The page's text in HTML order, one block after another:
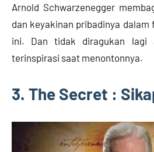
Arnold Schwarzenegger
dan keyakinan pribadinya
ini. Dan tidak diragukan lagi
terinspirasi saat menontonnya.
3. The Secret :